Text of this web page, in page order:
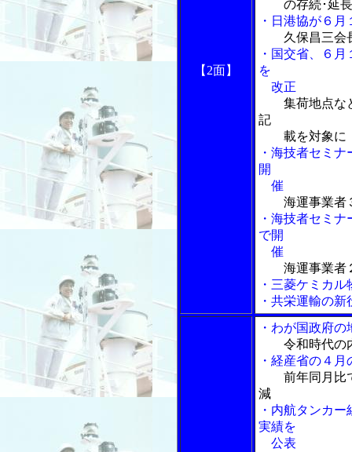
【2面】
の存続･延長
・日港協が６
久保昌三会
・国交省、６
を
改正
集荷地点な
記
載を対象に
・海技者セミ
開
催
海運事業者
・海技者セミ
で開
催
海運事業者
・三菱ケミカ
・共栄運輸の新
・わが国政府
令和時代の
・経産省の４
前年同月比
減
・内航タンカ
実績を
公表